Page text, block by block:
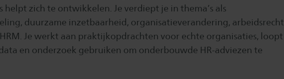
helpt zich te ontwikkelen. Je verdiept je in thema’s als
duurzame inzetbaarheid, organisatieverandering, arbeidsrecht
Je werkt aan praktijkopdrachten voor echte organisaties, loopt
en onderzoek gebruiken om onderbouwde HR-adviezen te